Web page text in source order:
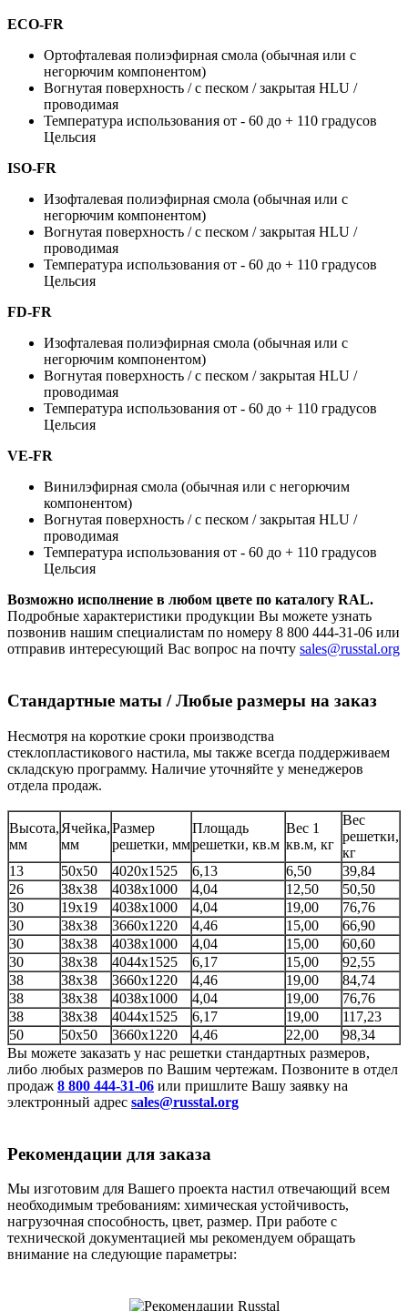
ECO-FR
Ортофталевая полиэфирная смола (обычная или с
негорючим компонентом)
Вогнутая поверхность / с песком / закрытая HLU /
проводимая
Температура использования от - 60 до + 110 градусов
Цельсия
ISO-FR
Изофталевая полиэфирная смола (обычная или с
негорючим компонентом)
Вогнутая поверхность / с песком / закрытая HLU /
проводимая
Температура использования от - 60 до + 110 градусов
Цельсия
FD-FR
Изофталевая полиэфирная смола (обычная или с
негорючим компонентом)
Вогнутая поверхность / с песком / закрытая HLU /
проводимая
Температура использования от - 60 до + 110 градусов
Цельсия
VE-FR
Винилэфирная смола (обычная или с негорючим
компонентом)
Вогнутая поверхность / с песком / закрытая HLU /
проводимая
Температура использования от - 60 до + 110 градусов
Цельсия
Возможно исполнение в любом цвете по каталогу RAL.
Подробные характеристики продукции Вы можете узнать
позвонив нашим специалистам по номеру 8 800 444-31-06 или
отправив интересующий Вас вопрос на почту sales@russtal.org
Стандартные маты / Любые размеры на заказ
Несмотря на короткие сроки производства
стеклопластикового настила, мы также всегда поддерживаем
складскую программу. Наличие уточняйте у менеджеров
отдела продаж.
Высота,
мм
Ячейка,
мм
Размер
решетки, мм
Площадь
решетки, кв.м
Вес 1
кв.м, кг
Вес
решетки,
кг
13
50х50 4020х1525 6,13 6,50
39,84
26
38х38 4038х1000 4,04 12,50
50,50
30
19х19 4038х1000 4,04 19,00
76,76
30
38х38 3660х1220 4,46 15,00
66,90
30
38х38 4038х1000 4,04 15,00
60,60
30
38х38 4044х1525 6,17 15,00
92,55
38
38х38 3660х1220 4,46 19,00
84,74
38
38х38 4038х1000 4,04 19,00
76,76
38
38х38 4044х1525 6,17 19,00
117,23
50
50х50 3660х1220 4,46 22,00
98,34
Вы можете заказать у нас решетки стандартных размеров,
либо любых размеров по Вашим чертежам. Позвоните в отдел
продаж 8 800 444-31-06 или пришлите Вашу заявку на
электронный адрес sales@russtal.org
Рекомендации для заказа
Мы изготовим для Вашего проекта настил отвечающий всем
необходимым требованиям: химическая устойчивость,
нагрузочная способность, цвет, размер. При работе с
технической документацией мы рекомендуем обращать
внимание на следующие параметры: